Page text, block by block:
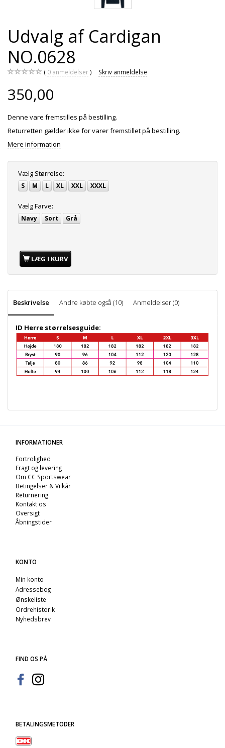
Udvalg af Cardigan
NO.0628
0 anmeldelser Skriv anmeldelse
350,00
Denne vare fremstilles på bestilling.
Returretten gælder ikke for varer fremstillet på bestilling.
Mere information
Vælg Størrelse:
S M L XL XXL XXXL
VælgFarve:
Navy Sort Grå
LÆG I KURV
Beskrivelse Andre købte også (10) Anmeldelser (0)
ID Herre størrelsesguide:
INFORMATIONER
Fortrolighed
Fragt og levering
Om CC Sportswear
Betingelser & Vilkår
Returnering
Kontakt os
Oversigt
Åbningstider
KONTO
Min konto
Adressebog
Ønskeliste
Ordrehistorik
Nyhedsbrev
FIND OS PÅ
BETALINGSMETODER